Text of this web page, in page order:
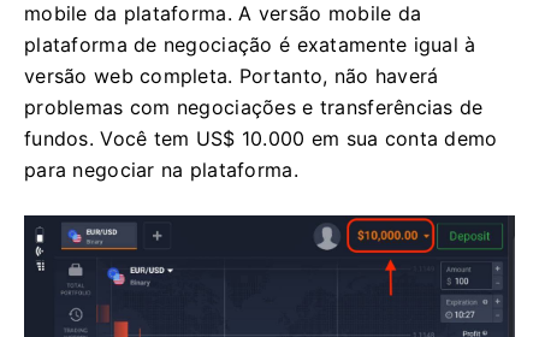
mobile da plataforma. A versão mobile da
plataforma de negociação é exatamente igual à
versão web completa. Portanto, não haverá
problemas com negociações e transferências de
fundos. Você tem US$ 10.000 em sua conta demo
para negociar na plataforma.